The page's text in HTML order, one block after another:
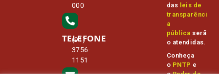
000
TELEFONE
(91)
3756-
1151
das leis de
transparênci
a
pública serã
o atendidas.
Conheça
o PNTP e
oRadar da